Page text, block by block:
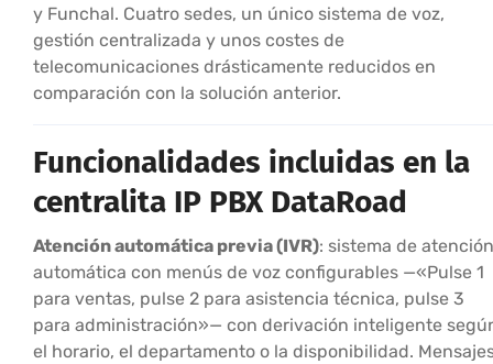
y Funchal. Cuatro sedes, un único sistema de voz,
gestión centralizada y unos costes de
telecomunicaciones drásticamente reducidos en
comparación con la solución anterior.
Funcionalidades incluidas en la
centralita IP PBX DataRoad
Atención automática previa (IVR): sistema de atención
automática con menús de voz configurables —«Pulse 1
para ventas, pulse 2 para asistencia técnica, pulse 3
para administración»— con derivación inteligente
el horario, el departamento o la disponibilidad.